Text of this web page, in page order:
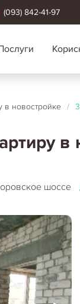
(093) 842-41-97
в новостройке /
шоссе